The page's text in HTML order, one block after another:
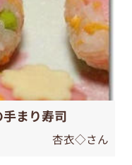
まり寿司
杏衣◇さん